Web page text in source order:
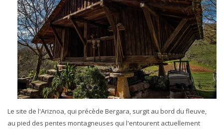
Le site de l'Ariznoa, qui précède Bergara, surgit au bord du fleuve,
au pied des pentes montagneuses qui l'entourent actuellement